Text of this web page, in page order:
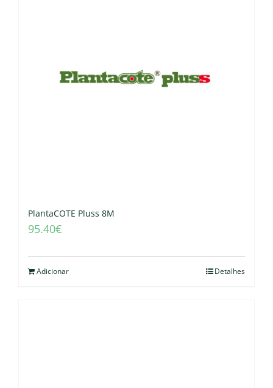
PlantaCOTE Pluss 8M
95.40€
Adicionar Detalhes